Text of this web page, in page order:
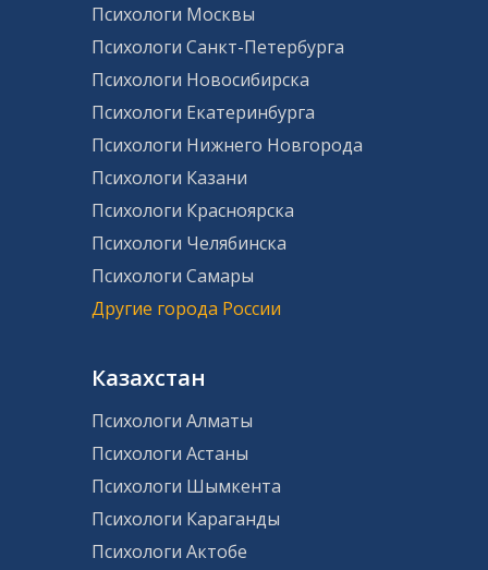
Психологи Москвы
Психологи Санкт-Петербурга
Психологи Новосибирска
Психологи Екатеринбурга
Психологи Нижнего Новгорода
Психологи Казани
Психологи Красноярска
Психологи Челябинска
Психологи Самары
Другие города России
Казахстан
Психологи Алматы
Психологи Астаны
Психологи Шымкента
Психологи Караганды
Психологи Актобе